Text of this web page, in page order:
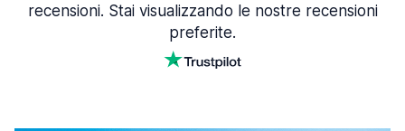
recensioni. Stai visualizzando le nostre recensioni
preferite.